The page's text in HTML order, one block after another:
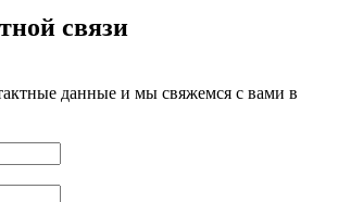
связи
данные и мы свяжемся с вами в